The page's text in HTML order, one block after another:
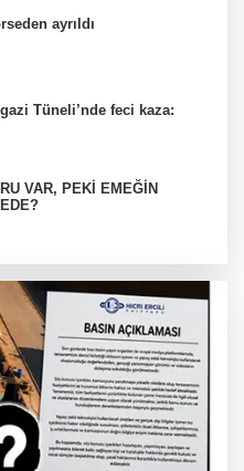
ayrıldı
Tüneli’nde feci kaza:
VAR, PEKİ EMEĞİN
PANİK!
OTOYOLU İMAR
OTOYOLU İMAR